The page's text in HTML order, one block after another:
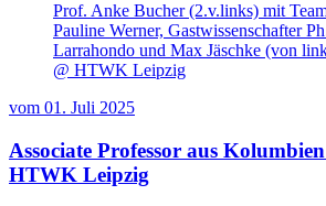
Prof. Anke Bucher (2.v.links) mit
Pauline Werner, Gastwissenschafter
Larrahondo und Max Jäschke (von
@ HTWK Leipzig
vom 01. Juli 2025
Associate Professor aus
HTWK Leipzig